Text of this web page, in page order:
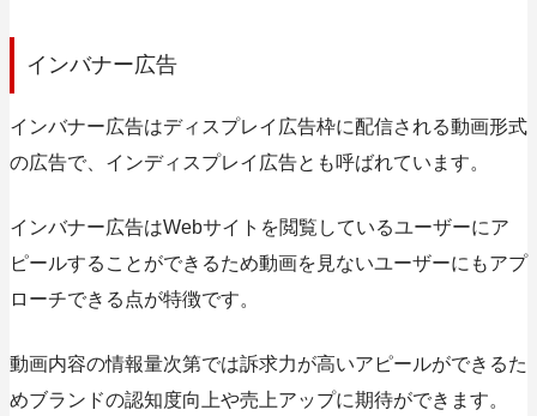
インバナー広告
インバナー広告はディスプレイ広告枠に配信される動画形式
の広告で、インディスプレイ広告とも呼ばれています。
インバナー広告はWebサイトを閲覧しているユーザーにア
ピールすることができるため動画を見ないユーザーにもアプ
ローチできる点が特徴です。
動画内容の情報量次第では訴求力が高いアピールができるた
めブランドの認知度向上や売上アップに期待ができます。